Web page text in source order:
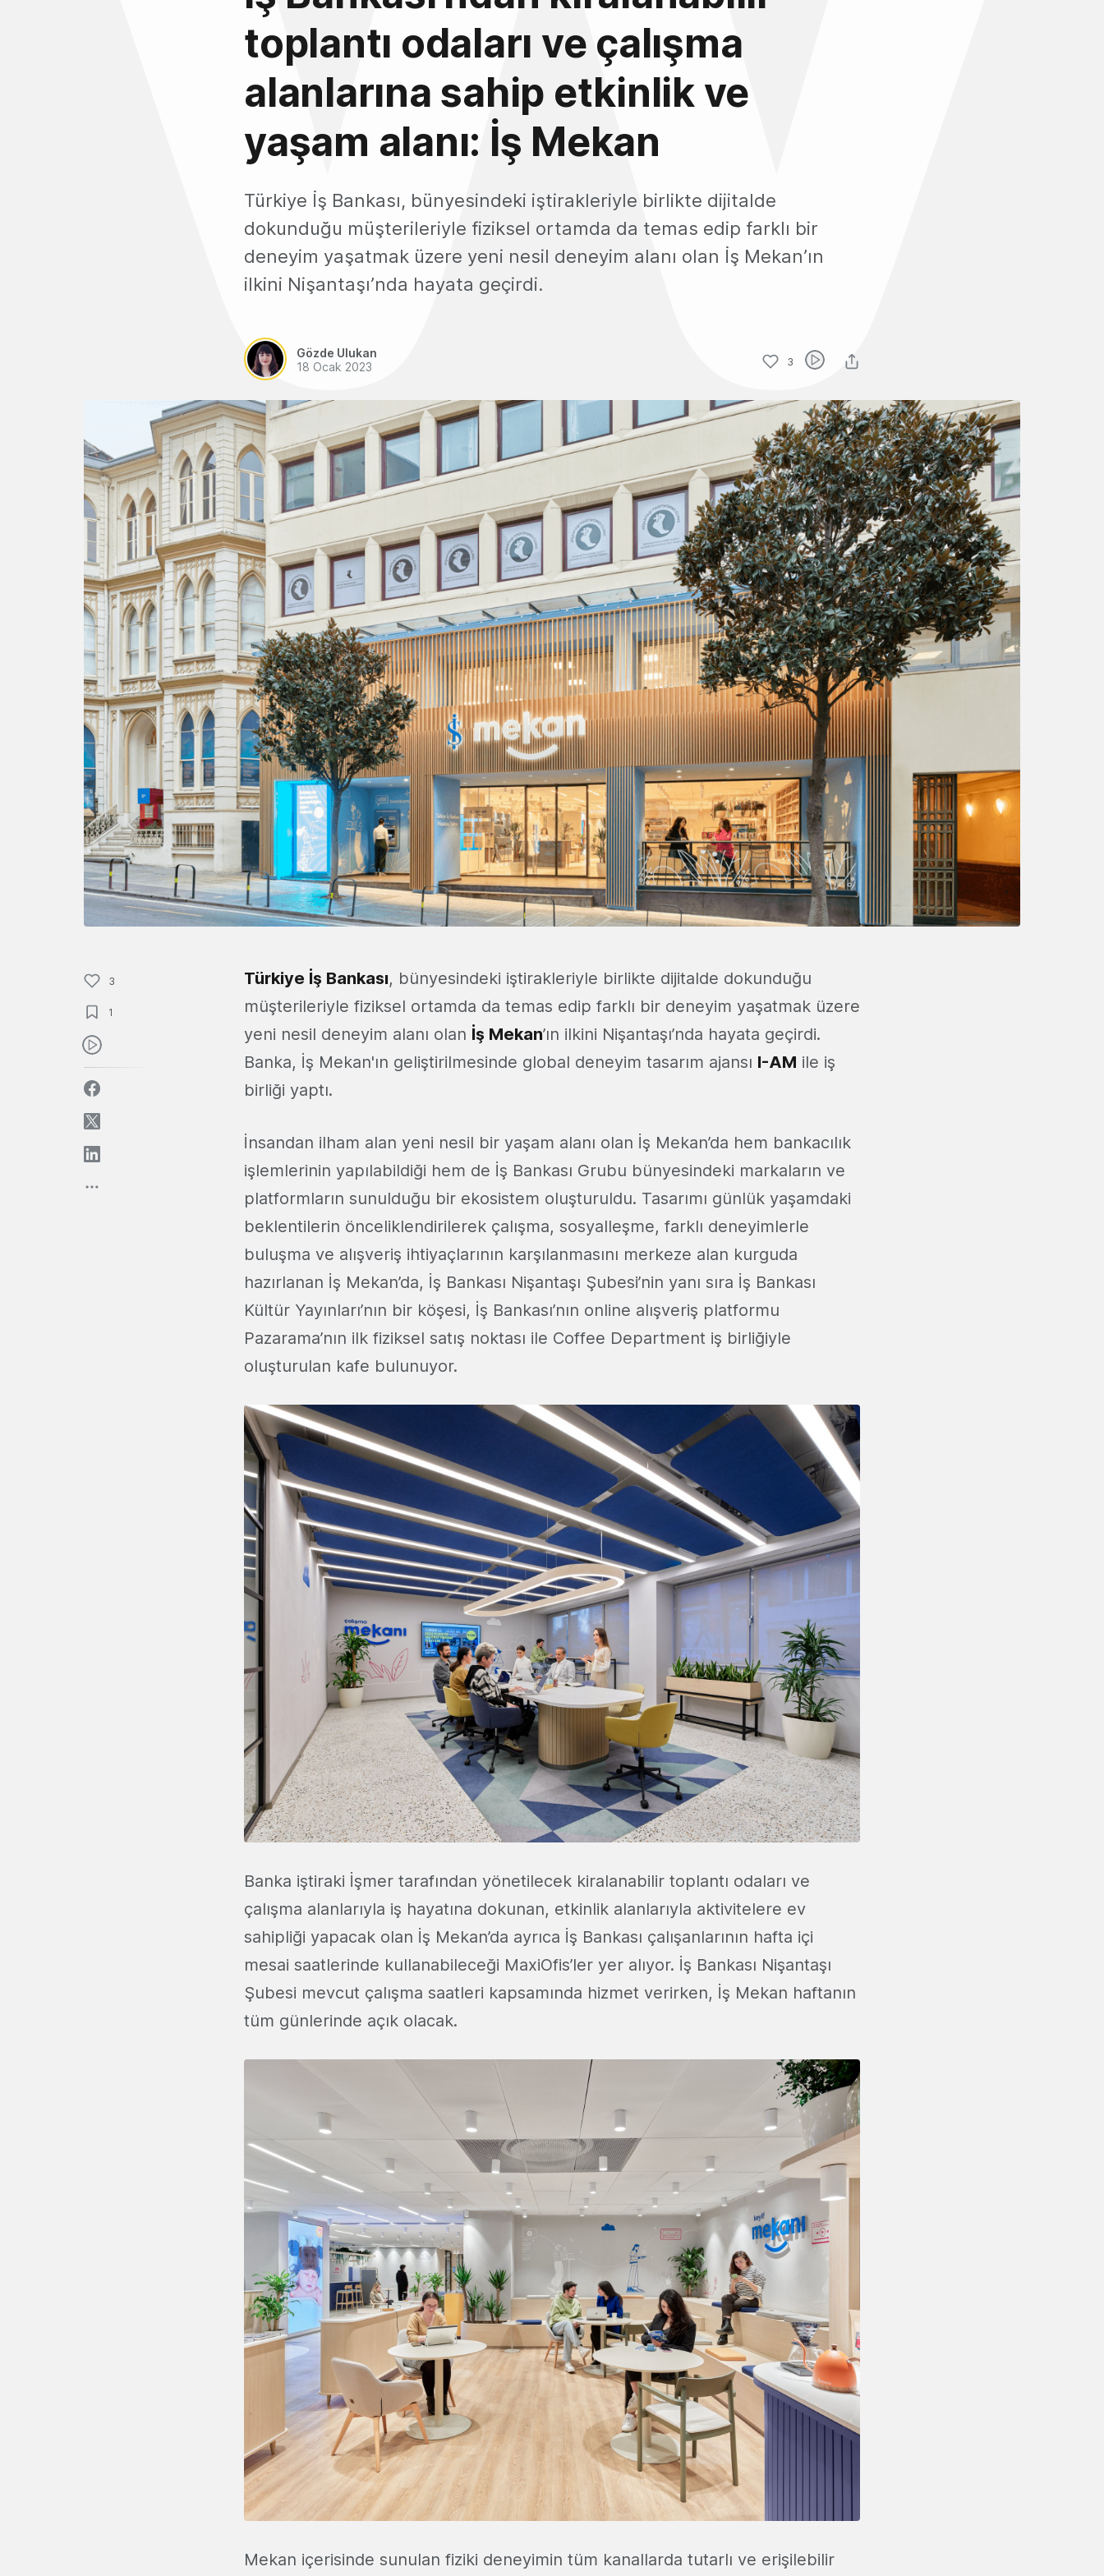
toplantı odaları ve çalışma
alanlarına sahip etkinlik ve
yaşam alanı: İş Mekan
Türkiye İş Bankası, bünyesindeki iştirakleriyle birlikte dijitalde
dokunduğu müşterileriyle fiziksel ortamda da temas edip farklı bir
deneyim yaşatmak üzere yeni nesil deneyim alanı olan İş Mekan’ın
ilkini Nişantaşı’nda hayata geçirdi.
Gözde Ulukan
18 Ocak 2023
3
3
1
Türkiye İş Bankası, bünyesindeki iştirakleriyle birlikte dijitalde dokunduğu
müşterileriyle fiziksel ortamda da temas edip farklı bir deneyim yaşatmak üzere
yeni nesil deneyim alanı olan İş Mekan’ın ilkini Nişantaşı’nda hayata geçirdi.
Banka, İş Mekan'ın geliştirilmesinde global deneyim tasarım ajansı I-AM ile iş
birliği yaptı.
İnsandan ilham alan yeni nesil bir yaşam alanı olan İş Mekan’da hem bankacılık
işlemlerinin yapılabildiği hem de İş Bankası Grubu bünyesindeki markaların ve
platformların sunulduğu bir ekosistem oluşturuldu. Tasarımı günlük yaşamdaki
beklentilerin önceliklendirilerek çalışma, sosyalleşme, farklı deneyimlerle
buluşma ve alışveriş ihtiyaçlarının karşılanmasını merkeze alan kurguda
hazırlanan İş Mekan’da, İş Bankası Nişantaşı Şubesi’nin yanı sıra İş Bankası
Kültür Yayınları’nın bir köşesi, İş Bankası’nın online alışveriş platformu
Pazarama’nın ilk fiziksel satış noktası ile Coffee Department iş birliğiyle
oluşturulan kafe bulunuyor.
Banka iştiraki İşmer tarafından yönetilecek kiralanabilir toplantı odaları ve
çalışma alanlarıyla iş hayatına dokunan, etkinlik alanlarıyla aktivitelere ev
sahipliği yapacak olan İş Mekan’da ayrıca İş Bankası çalışanlarının hafta içi
mesai saatlerinde kullanabileceği MaxiOfis’ler yer alıyor. İş Bankası Nişantaşı
Şubesi mevcut çalışma saatleri kapsamında hizmet verirken, İş Mekan haftanın
tüm günlerinde açık olacak.
Mekan içerisinde sunulan fiziki deneyimin tüm kanallarda tutarlı ve erişilebilir